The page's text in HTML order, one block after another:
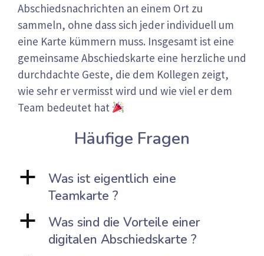
Abschiedsnachrichten an einem Ort zu
sammeln, ohne dass sich jeder individuell um
eine Karte kümmern muss. Insgesamt ist eine
gemeinsame Abschiedskarte eine herzliche und
durchdachte Geste, die dem Kollegen zeigt,
wie sehr er vermisst wird und wie viel er dem
Team bedeutet hat
Häufige Fragen
a
Was ist eigentlich eine
Teamkarte ?
a
Was sind die Vorteile einer
digitalen Abschiedskarte ?